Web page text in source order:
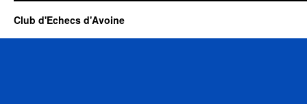
Club d'Echecs d'Avoine